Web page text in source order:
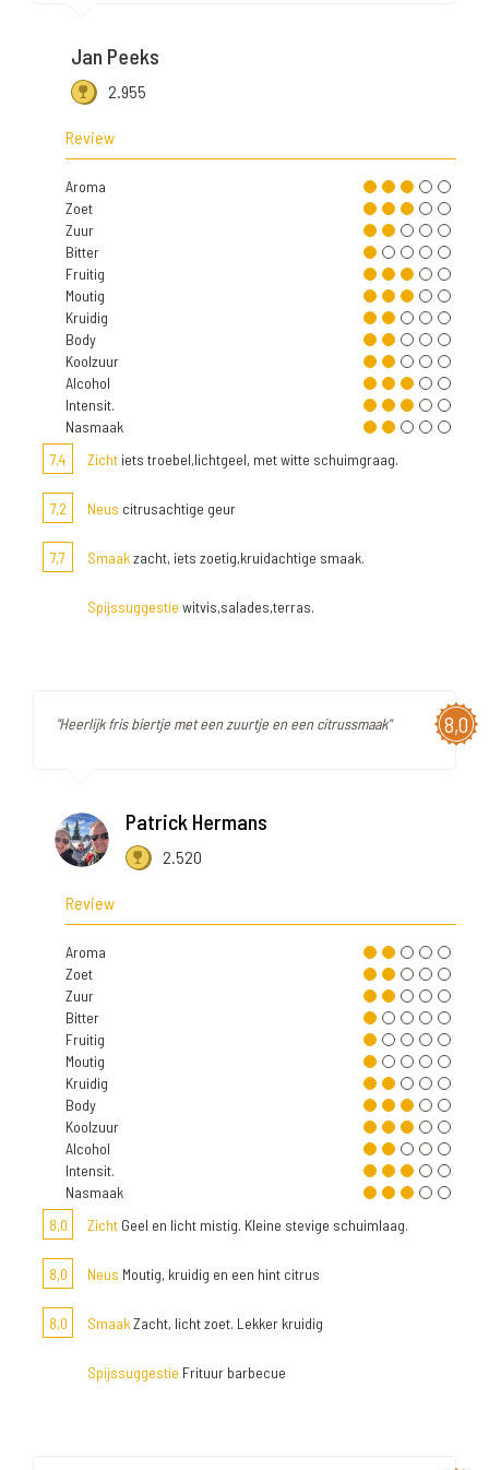
Jan Peeks
2.955
Review
Aroma
Zoet
Zuur
Bitter
Fruitig
Moutig
Kruidig
Body
Koolzuur
Alcohol
Intensit.
Nasmaak
7,4
Zicht iets troebel,lichtgeel, met witte schuimgraag.
7,2 Neus citrusachtige geur
7,7 Smaakzacht, iets zoetig,kruidachtige smaak.
Spijssuggestie witvis,salades,terras.
8,0
"Heerlijk fris biertje met een zuurtje en een citrussmaak"
Patrick Hermans
2.520
Review
Aroma
Zoet
Zuur
Bitter
Fruitig
Moutig
Kruidig
Body
Koolzuur
Alcohol
Intensit.
Nasmaak
8,0
Zicht Geel en licht mistig. Kleine stevige schuimlaag.
8,0 Neus Moutig, kruidig en een hint citrus
8,0 SmaakZacht, licht zoet. Lekker kruidig
Spijssuggestie Frituur barbecue